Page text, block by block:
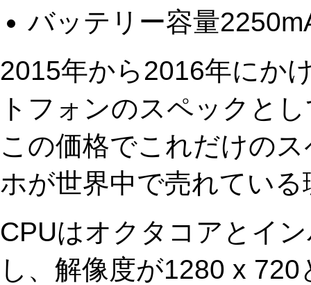
バッテリー容量
2015年から2016年にか
トフォンのスペックと
この価格でこれだけの
ホが世界中で売れてい
CPUはオクタコアとイ
し、解像度が1280 x